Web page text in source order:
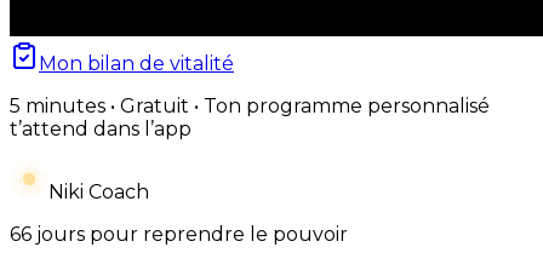
Mon bilan de vitalité
5 minutes • Gratuit • Ton programme personnalisé
t’attend dans l’app
Niki Coach
66 jours pour reprendre le pouvoir